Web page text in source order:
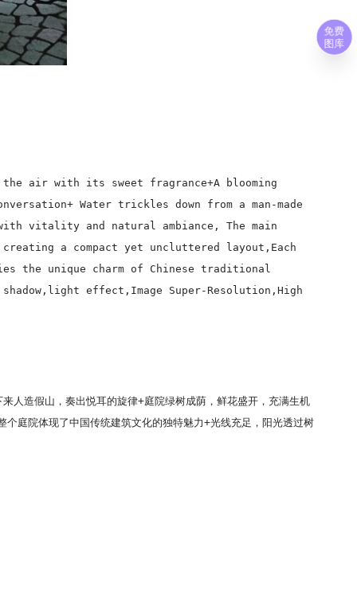
air with its sweet fragrance+A blooming
Water trickles down from a man-made
vitality and natural ambiance, The main
a compact yet uncluttered layout,Each
the unique charm of Chinese traditional
effect,Image Super-Resolution,High
人造假山，奏出悦耳的旋律+庭院绿树成荫，鲜花盛开，充满生机
庭院体现了中国传统建筑文化的独特魅力+光线充足，阳光透过树
免费
图库